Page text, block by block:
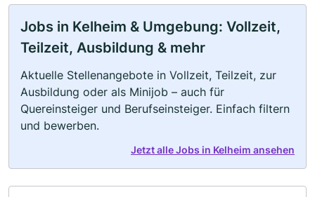
Jobs in Kelheim & Umgebung: Vollzeit,
Teilzeit, Ausbildung & mehr
Aktuelle Stellenangebote in Vollzeit, Teilzeit, zur
Ausbildung oder als Minijob – auch für
Quereinsteiger und Berufseinsteiger. Einfach filtern
und bewerben.
Jetzt alle Jobs in Kelheim ansehen